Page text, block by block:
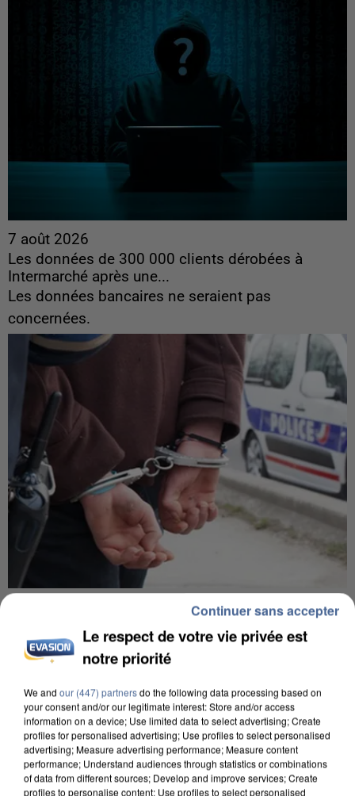
7 août 2026
Les données de 300 000 clients dérobées à
Intermarché après une...
Les données bancaires ne seraient pas
concernées.
Un second cadre de la DZ Mafia interpellé en
Algérie
Un cofondateur du réseau avait été interpellé
quelques jours plus tôt.
Le respect de votre vie privée est
notre priorité
We and our (447) partnersdo the following data processing based on
your consent and/or our legitimate interest: Store and/or access
information on a device; Use limited data to select advertising; Create
profiles for personalised advertising; Use profiles to select personalised
advertising; Measure advertising performance; Measure content
performance; Understand audiences through statistics or combinations
of data from different sources; Develop and improve services; Create
profiles to personalise content; Use profiles to select personalised
Continuer sans accepter